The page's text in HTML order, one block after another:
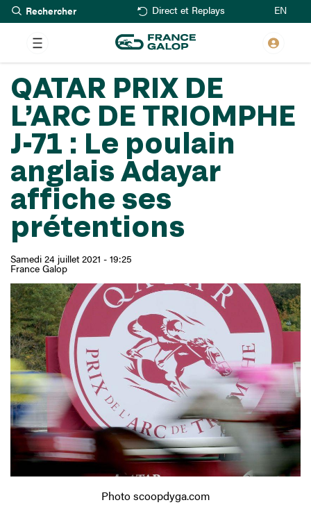
Aller
au
contenu
principal
Rechercher Direct et Replays EN
QATAR PRIX DE
L’ARC DE TRIOMPHE
J-71 : Le poulain
anglais Adayar
affiche ses
prétentions
Samedi 24 juillet 2021 - 19:25
France Galop
Photo scoopdyga.com